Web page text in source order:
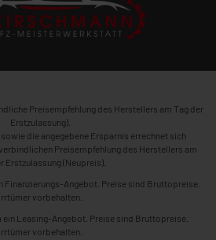
Preisempfehlung des Herstellers am Tag der
Erstzulassung).
die angegebene Ersparnis errechnet sich
Preisempfehlung des Herstellers am
Erstzulassung (Neupreis).
Finanzierungs-Angebot. Preise sind Bruttopreise.
Irrtümer vorbehalten.
ein Leasing-Angebot. Preise sind Bruttopreise.
Irrtümer vorbehalten.